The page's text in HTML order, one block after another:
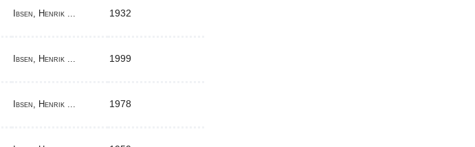
Ibsen, Henrik ... 1932
Ibsen, Henrik ... 1999
Ibsen, Henrik ... 1978